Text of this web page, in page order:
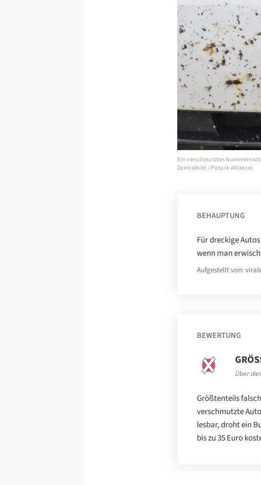
Ein verschmutztes
Zentralbild / Picture Alliance)
BEHAUPTUNG
Für dreckige
wenn man
Aufgestellt von:
BEWERTUNG
Über
Größtenteils
verschmutzte
lesbar, droht ein
bis zu 35 Euro